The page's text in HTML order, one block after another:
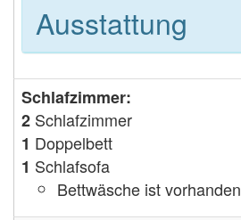
Ausstattung
Schlafzimmer:
2 Schlafzimmer
1 Doppelbett
1 Schlafsofa
Bettwäsche ist vorhanden